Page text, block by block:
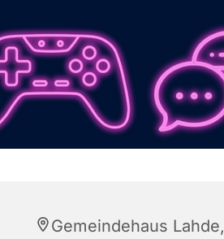
Gemeindehaus Lahde,